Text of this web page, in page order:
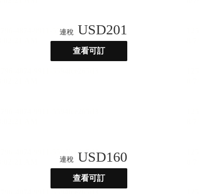
連稅 USD201
查看可訂
連稅 USD160
查看可訂